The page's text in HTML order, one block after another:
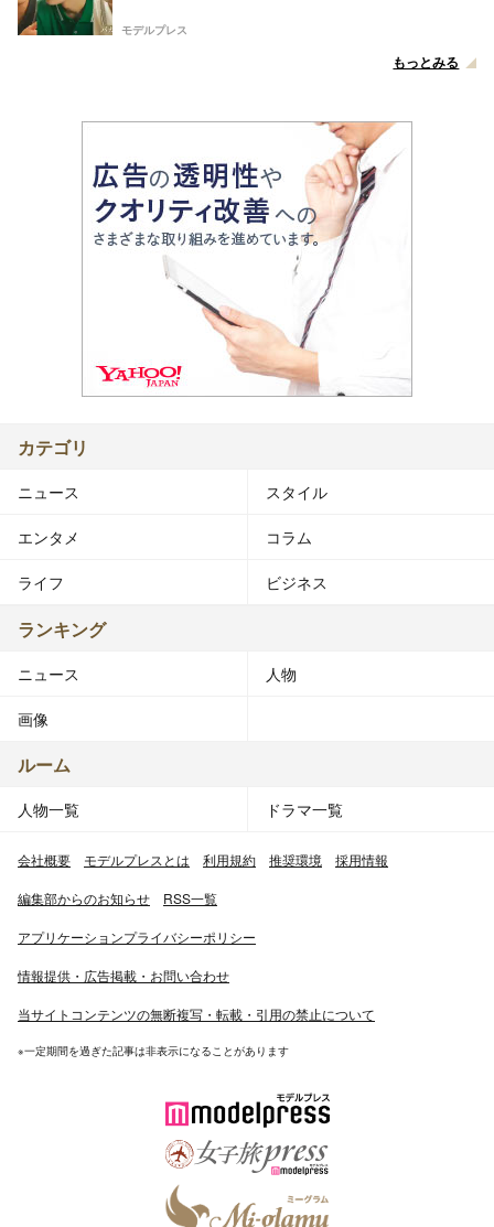
モデルプレス
もっとみる
カテゴリ
ニュース スタイル
エンタメ コラム
ライフ ビジネス
ランキング
ニュース 人物
画像
ルーム
人物一覧 ドラマ一覧
会社概要 モデルプレスとは 利用規約 推奨環境 採用情報
編集部からのお知らせ RSS一覧
アプリケーションプライバシーポリシー
情報提供・広告掲載・お問い合わせ
当サイトコンテンツの無断複写・転載・引用の禁止について
※一定期間を過ぎた記事は非表示になることがあります